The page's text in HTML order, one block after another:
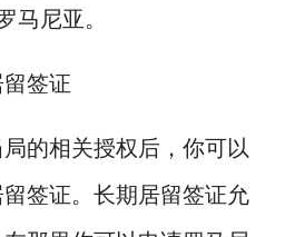
马尼亚。
签证
的相关授权后，你可以
签证。长期居留签证允